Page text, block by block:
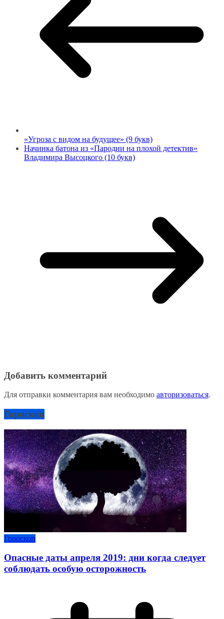
«Угроза с видом на будущее» (9 букв)
Начинка батона из «Пародии на плохой детектив»
Владимира Высоцкого (10 букв)
Добавить комментарий
Для отправки комментария вам необходимо авторизоваться.
Гороскоп
Гороскоп
Опасные даты апреля 2019: дни когда следует
соблюдать особую осторожность